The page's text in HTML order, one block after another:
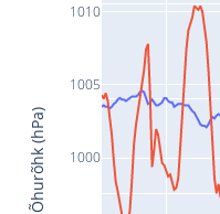
1000
1005
1010
Õhurõhk (hPa)